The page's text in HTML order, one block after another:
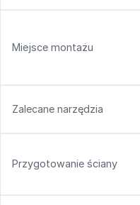
Miejsce montażu
Zalecane narzędzia
Przygotowanie ściany